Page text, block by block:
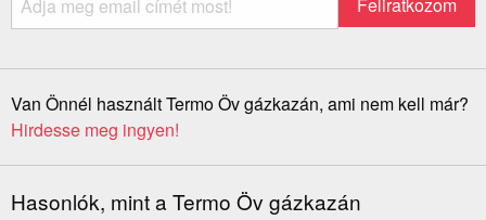
Van Önnél használt Termo Öv gázkazán, ami nem kell már?
Hirdesse meg ingyen!
Hasonlók, mint a Termo Öv gázkazán